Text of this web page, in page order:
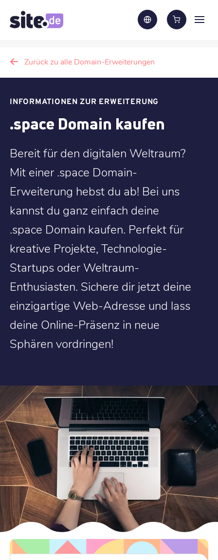
Zurück zu alle Domain-Erweiterungen
INFORMATIONEN ZUR ERWEITERUNG
.space Domain kaufen
Bereit für den digitalen Weltraum?
Mit einer .space Domain-
Erweiterung hebst du ab! Bei uns
kannst du ganz einfach deine
.space Domain kaufen. Perfekt für
kreative Projekte, Technologie-
Startups oder Weltraum-
Enthusiasten. Sichere dir jetzt deine
einzigartige Web-Adresse und lass
deine Online-Präsenz in neue
Sphären vordringen!